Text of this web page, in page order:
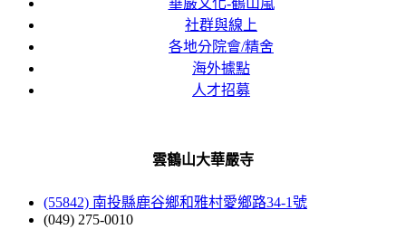
社群與線上
各地分院會/精舍
海外據點
人才招募
雲鶴山大華嚴寺
(55842) 南投縣鹿谷鄉和雅村愛鄉路34-1號
(049) 275-0010